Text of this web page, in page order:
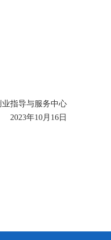
指导与服务中心
2023年10月16日